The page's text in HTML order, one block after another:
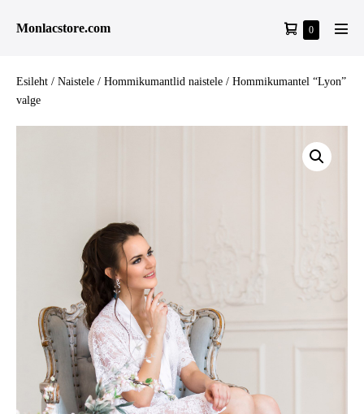
Monlacstore.com
Shopping
0Items
Esileht / Naistele / Hommikumantlid naistele / Hommikumantel “Lyon”
valge